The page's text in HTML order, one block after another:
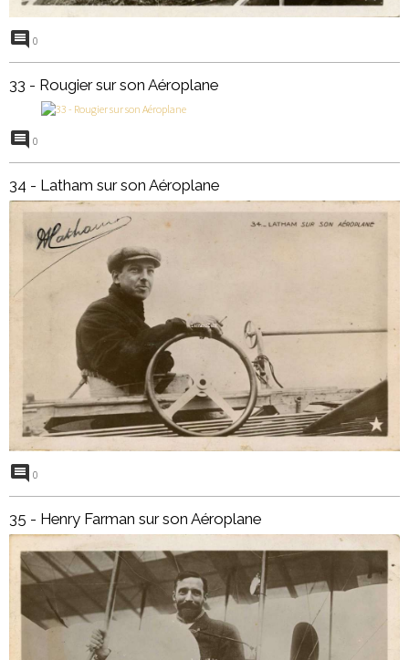
0
33 - Rougier sur son Aéroplane
0
34 - Latham sur son Aéroplane
0
35 - Henry Farman sur son Aéroplane